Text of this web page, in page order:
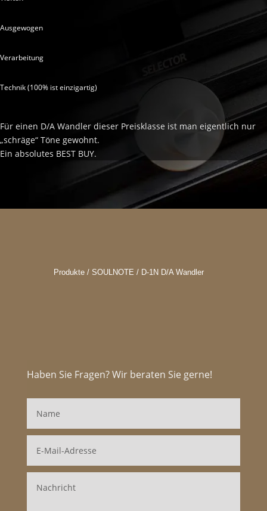
Ausgewogen
Verarbeitung
Technik (100% ist einzigartig)
Für einen D/A Wandler dieser Preisklasse ist man eigentlich nur
„schräge“ Töne gewohnt.
Ein absolutes BEST BUY.
Produkte / SOULNOTE / D-1N D/A Wandler
Haben Sie Fragen? Wir beraten Sie gerne!